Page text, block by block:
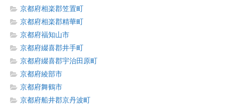
京都府相楽郡笠置町
京都府相楽郡精華町
京都府福知山市
京都府綴喜郡井手町
京都府綴喜郡宇治田原町
京都府綾部市
京都府舞鶴市
京都府船井郡京丹波町